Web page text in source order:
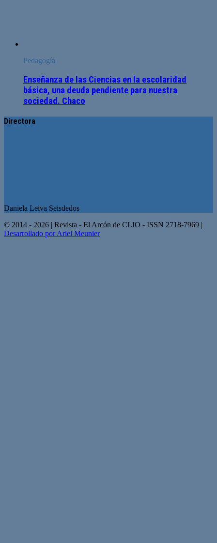
Pedagogía
Enseñanza de las Ciencias en la escolaridad
básica, una deuda pendiente para nuestra
sociedad. Chaco
Directora
Daniela Leiva Seisdedos
© 2014 - 2026 | Revista - El Arcón de CLIO - ISSN 2718-7969 |
Desarrollado por Ariel Meunier